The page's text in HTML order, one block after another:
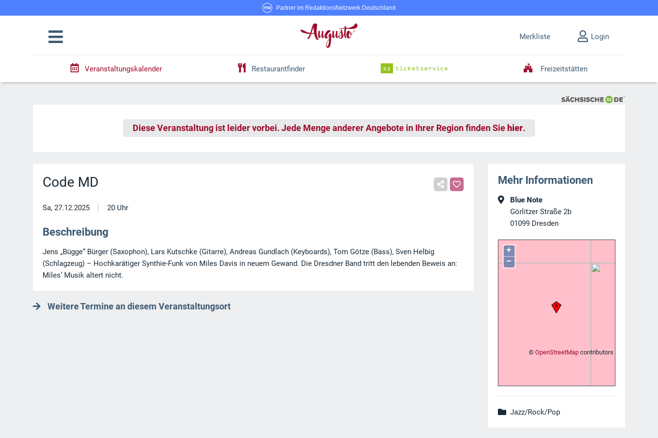
Partner im RedaktionsNetzwerk Deutschland
Merkliste Login
Veranstaltungskalender Restaurantfinder Freizeitstätten
Diese Veranstaltung ist leider vorbei. Jede Menge anderer Angebote in Ihrer Region finden Sie hier.
Code MD
Sa, 27.12.2025 | 20 Uhr
Beschreibung
Jens „Bügge“ Bürger (Saxophon), Lars Kutschke (Gitarre), Andreas Gundlach (Keyboards), Tom Götze (Bass), Sven Helbig
(Schlagzeug) – Hochkarätiger Synthie-Funk von Miles Davis in neuem Gewand. Die Dresdner Band tritt den lebenden Beweis an:
Miles‘ Musik altert nicht.
Weitere Termine an diesem Veranstaltungsort
Mehr Informationen
Blue Note
Görlitzer Straße 2b
01099 Dresden
+
−
© OpenStreetMapcontributors
Jazz/Rock/Pop